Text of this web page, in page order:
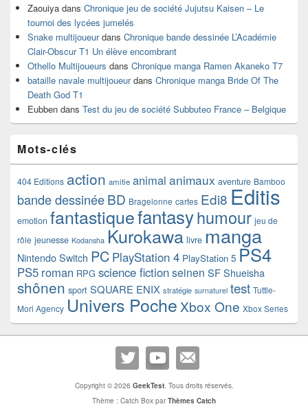
Zaouiya dans Chronique jeu de société Jujutsu Kaisen – Le
tournoi des lycées jumelés
Snake multijoueurdans Chronique bande dessinée L’Académie
Clair-Obscur T1 Un élève encombrant
Othello Multijoueurs dans Chronique manga Ramen Akaneko T7
bataille navale multijoueurdans Chronique manga Bride Of The
Death God T1
Eubben dans Test du jeu de société Subbuteo France – Belgique
Mots-clés
404 Editions action amitie animal animaux aventure Bamboo
bande dessinéeBD Bragelonne cartes Edi8 Editis
emotion fantastiquefantasyhumour jeu de
rôle jeunesse Kodansha Kurokawa livre manga
Nintendo Switch PC PlayStation 4 PlayStation 5 PS4
PS5 roman RPG science fictionseinen SF Shueisha
shônen sport SQUARE ENIX stratégie surnaturel test Tuttle-
Mori Agency Univers Poche Xbox One Xbox Series
Copyright © 2026 GeekTest. Tous droits réservés.
Thème : Catch Box parThèmes Catch